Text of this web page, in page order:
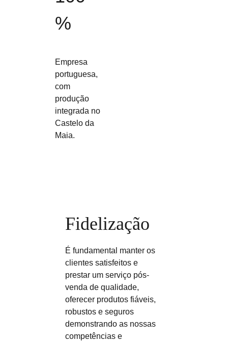
%
Empresa
portuguesa,
com
produção
integrada no
Castelo da
Maia.
Fidelização
É fundamental manter os
clientes satisfeitos e
prestar um serviço pós-
venda de qualidade,
oferecer produtos fiáveis,
robustos e seguros
demonstrando as nossas
competências e